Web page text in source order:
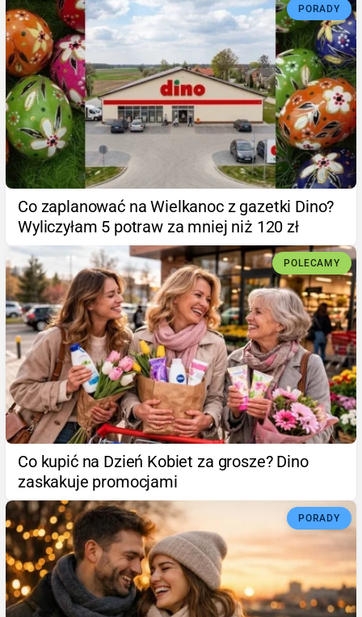
PORADY
Co zaplanować na Wielkanoc z gazetki Dino?
Wyliczyłam 5 potraw za mniej niż 120 zł
POLECAMY
Co kupić na Dzień Kobiet za grosze? Dino
zaskakuje promocjami
PORADY